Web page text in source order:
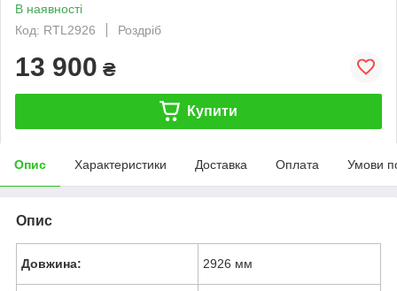
В наявності
Код: RTL2926
Роздріб
13 900 ₴
Купити
Опис Характеристики Доставка Оплата Умови
Опис
Довжина: 2926 мм